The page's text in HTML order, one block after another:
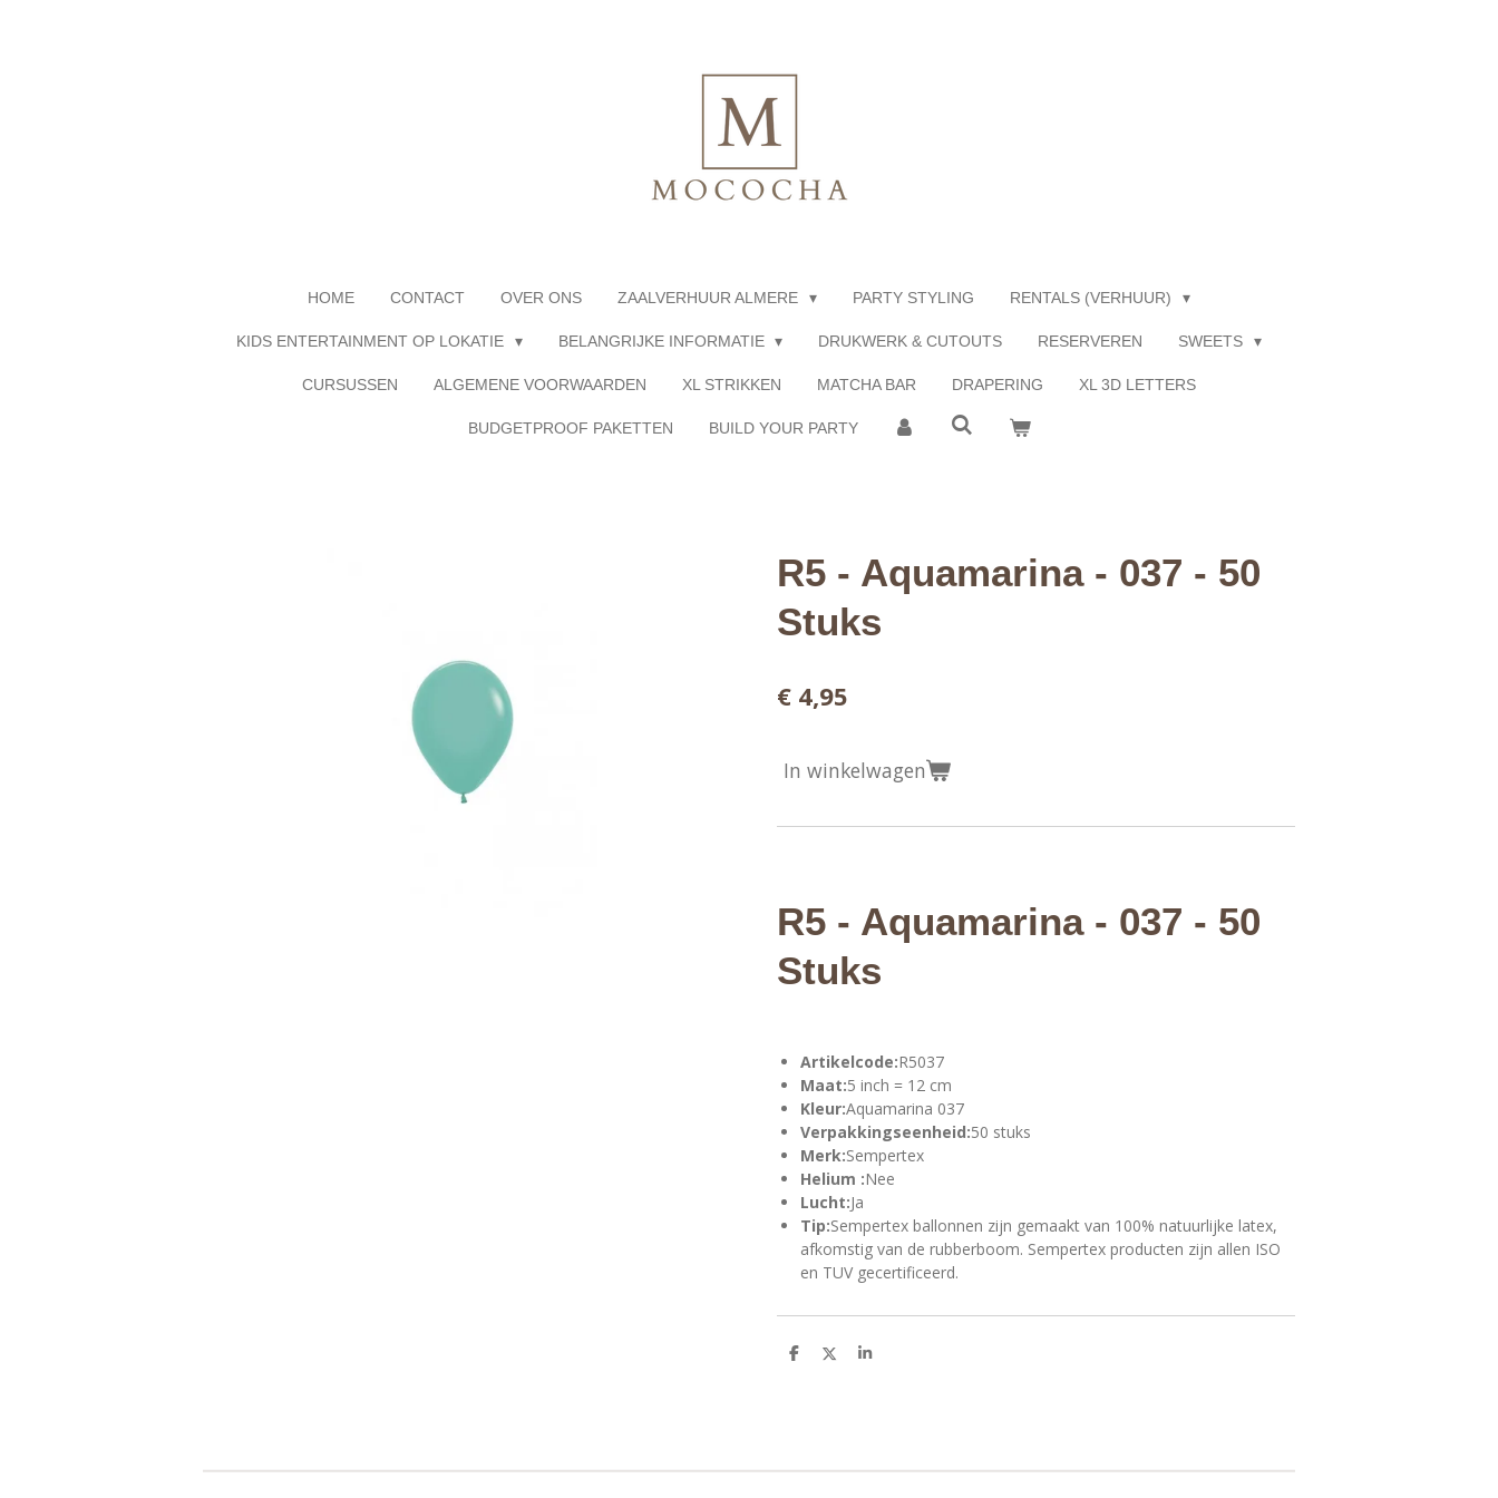
HOME CONTACT OVER ONS ZAALVERHUUR ALMERE PARTY STYLING RENTALS (VERHUUR)
KIDS ENTERTAINMENT OP LOKATIE BELANGRIJKE INFORMATIE DRUKWERK & CUTOUTS RESERVEREN SWEETS
CURSUSSEN ALGEMENE VOORWAARDEN XL STRIKKEN MATCHA BAR DRAPERING XL 3D LETTERS
BUDGETPROOF PAKETTEN BUILD YOUR PARTY
R5 - Aquamarina - 037 - 50
Stuks
€ 4,95
In winkelwagen
R5 - Aquamarina - 037 - 50
Stuks
Artikelcode:R5037
Maat:5 inch = 12 cm
Kleur:Aquamarina 037
Verpakkingseenheid:50 stuks
Merk:Sempertex
Helium :Nee
Lucht:Ja
Tip:Sempertex ballonnen zijn gemaakt van 100% natuurlijke latex,
afkomstig van de rubberboom. Sempertex producten zijn allen ISO
en TUV gecertificeerd.
D
D
S